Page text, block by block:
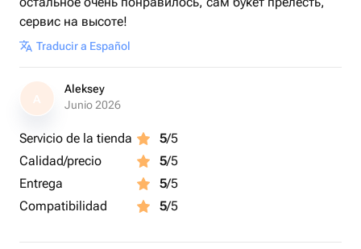
сервис на высоте!
Traducir a Español
A
Aleksey
Junio 2026
Servicio de la tienda 5/5
Calidad/precio
5/5
Entrega
5/5
Compatibilidad
5/5